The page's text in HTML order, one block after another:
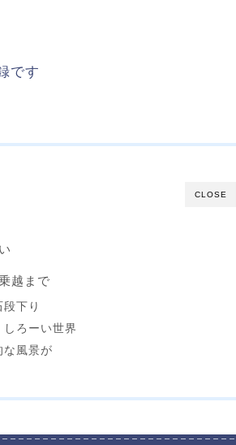
です
CLOSE
越まで
下り
ろーい世界
な風景が